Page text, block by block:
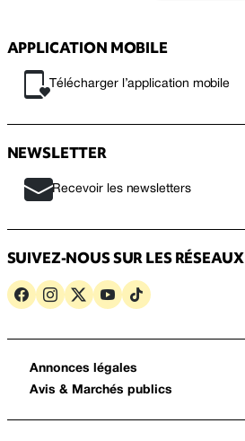
APPLICATION MOBILE
Télécharger l’application mobile
NEWSLETTER
Recevoir les newsletters
SUIVEZ-NOUS SUR LES RÉSEAUX
Annonces légales
Avis & Marchés publics